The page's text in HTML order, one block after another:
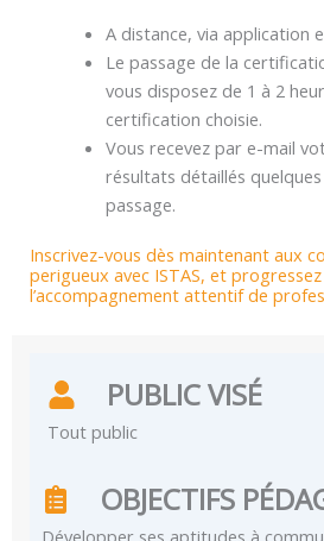
A distance, via application
Le passage de la
vous disposez de 1 à 2
certification choisie.
Vous recevez par e-mail
résultats détaillés
passage.
Inscrivez-vous dès maintenant aux
perigueux avec ISTAS, et
l’accompagnement attentif de
PUBLIC VISÉ
Tout public
OBJECTIFS